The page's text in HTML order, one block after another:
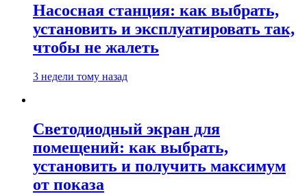
Насосная станция: как выбрать,
установить и эксплуатировать так,
чтобы не жалеть
3 недели тому назад
Светодиодный экран для
помещений: как выбрать,
установить и получить максимум
от показа